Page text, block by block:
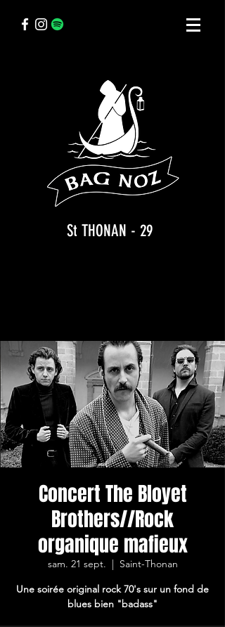
St THONAN - 29
Concert The Bloyet
Brothers//Rock
organique mafieux
sam. 21 sept.
  |
Saint-Thonan
Une soirée original rock 70's sur un fond de
blues bien "badass"